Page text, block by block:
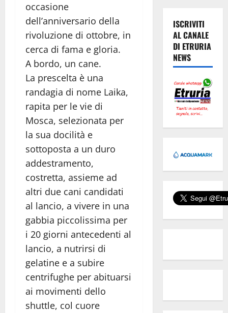
occasione
dell’anniversario della
rivoluzione di ottobre, in
cerca di fama e gloria.
A bordo, un cane.
La prescelta è una
randagia di nome Laika,
rapita per le vie di
Mosca, selezionata per
la sua docilità e
sottoposta a un duro
addestramento,
costretta, assieme ad
altri due cani candidati
al lancio, a vivere in una
gabbia piccolissima per
i 20 giorni antecedenti al
lancio, a nutrirsi di
gelatine e a subire
centrifughe per abituarsi
ai movimenti dello
shuttle, col cuore
ISCRIVITI
AL CANALE
DI ETRURIA
NEWS